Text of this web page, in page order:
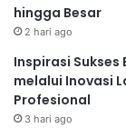
hingga Besar
2 hari ago
Inspirasi Sukses
melalui Inovasi
Profesional
3 hari ago